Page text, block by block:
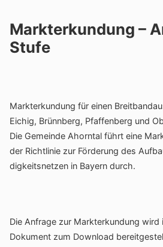
Markterkundung –
Stufe
Markt­er­kun­dung für einen
Eichig, Brünn­berg, Pfaf­fen­berg und
Die Gemeinde Ahorntal führt eine
der Richt­linie zur Förde­rung des
dig­keits­netzen in Bayern durch.
Die Anfrage zur Markt­er­kun­dung
Doku­ment zum Down­load